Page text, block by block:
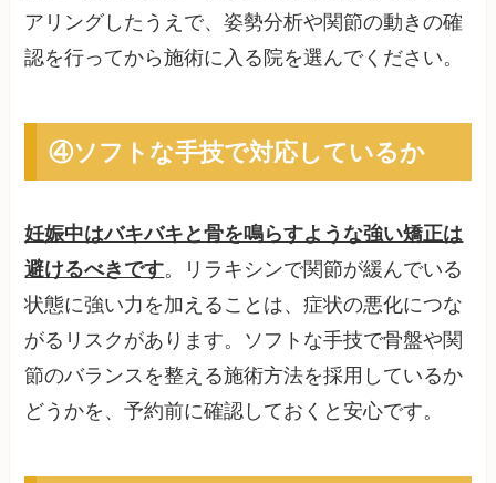
アリングしたうえで、姿勢分析や関節の動きの確
認を行ってから施術に入る院を選んでください。
④ソフトな手技で対応しているか
妊娠中はバキバキと骨を鳴らすような強い矯正は
避けるべきです。リラキシンで関節が緩んでいる
状態に強い力を加えることは、症状の悪化につな
がるリスクがあります。ソフトな手技で骨盤や関
節のバランスを整える施術方法を採用しているか
どうかを、予約前に確認しておくと安心です。